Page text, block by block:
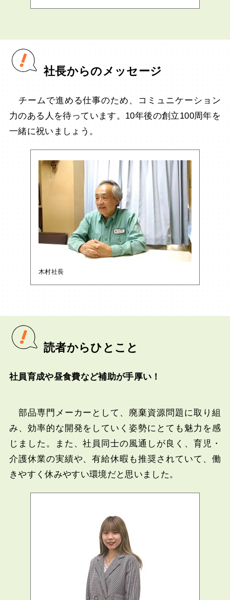
社長からのメッセージ
チームで進める仕事のため、コミュニケーション
力のある人を待っています。10年後の創立100周年を
一緒に祝いましょう。
木村社長
読者からひとこと
社員育成や昼食費など補助が手厚い！
部品専門メーカーとして、廃棄資源問題に取り組
み、効率的な開発をしていく姿勢にとても魅力を感
じました。また、社員同士の風通しが良く、育児・
介護休業の実績や、有給休暇も推奨されていて、働
きやすく休みやすい環境だと思いました。